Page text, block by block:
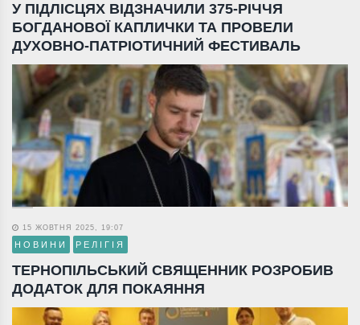
У ПІДЛІСЦЯХ ВІДЗНАЧИЛИ 375-РІЧЧЯ
БОГДАНОВОЇ КАПЛИЧКИ ТА ПРОВЕЛИ
ДУХОВНО-ПАТРІОТИЧНИЙ ФЕСТИВАЛЬ
15 ЖОВТНЯ 2025, 19:07
НОВИНИ РЕЛІГІЯ
ТЕРНОПІЛЬСЬКИЙ СВЯЩЕННИК РОЗРОБИВ
ДОДАТОК ДЛЯ ПОКАЯННЯ